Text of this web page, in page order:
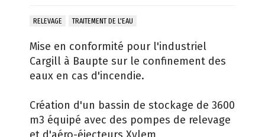
RELEVAGE TRAITEMENT DE L'EAU
Mise en conformité pour l'industriel
Cargill à Baupte sur le confinement des
eaux en cas d'incendie.
Création d'un bassin de stockage de 3600
m3 équipé avec des pompes de relevage